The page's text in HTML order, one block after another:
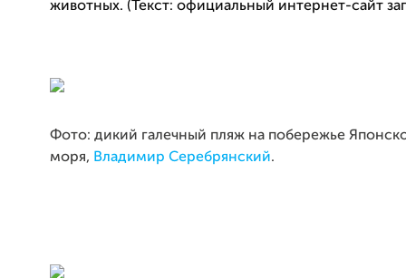
животных. (Текст: официальный интернет-сайт
Фото: дикий галечный пляж на побережье
моря, Владимир Серебрянский.